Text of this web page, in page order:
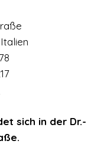
sich in der Dr.-